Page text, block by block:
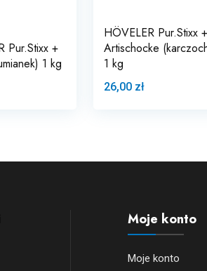
Pur.Stixx +
1 kg
HÖVELER Pur.Stixx +
Artischocke
1 kg
26,00 zł
Moje konto
Moje konto